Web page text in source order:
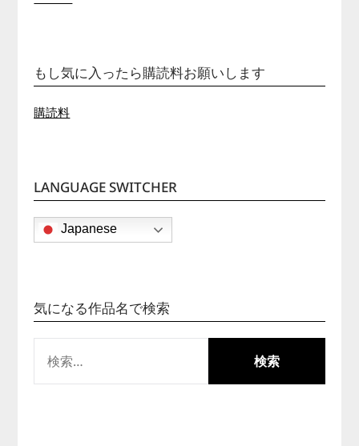
もし気に入ったら購読料お願いします
購読料
LANGUAGE SWITCHER
Japanese
気になる作品名で検索
索: